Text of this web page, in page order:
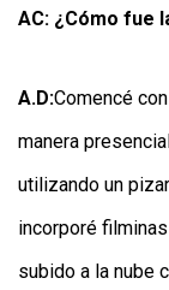
AC: ¿Cómo fue
A.D:Comencé
manera
utilizando un
incorporé
subido a la nube